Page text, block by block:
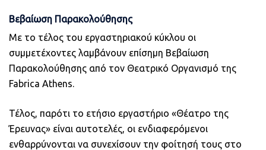
Βεβαίωση Παρακολούθησης
Με το τέλος του εργαστηριακού κύκλου οι
συμμετέχοντες λαμβάνουν επίσημη Βεβαίωση
Παρακολούθησης από τον Θεατρικό Οργανισμό της
Fabrica Athens.
Τέλος, παρότι το ετήσιο εργαστήριο «Θέατρο της
Έρευνας» είναι αυτοτελές, οι ενδιαφερόμενοι
ενθαρρύνονται να συνεχίσουν την φοίτησή τους στο